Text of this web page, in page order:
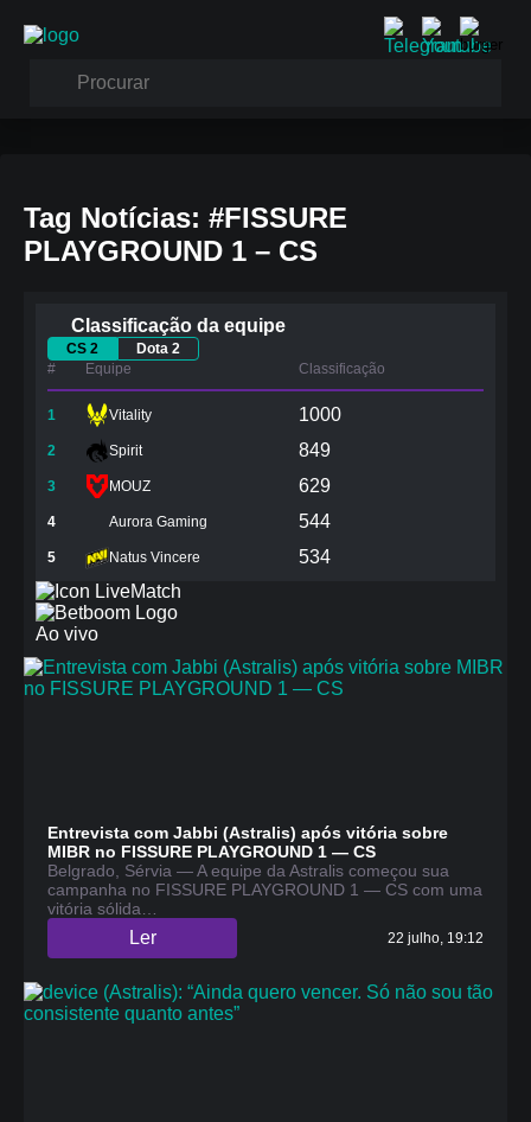
Tag Notícias: #FISSURE
PLAYGROUND 1 – CS
Entrevista com Jabbi (Astralis) após vitória sobre
MIBR no FISSURE PLAYGROUND 1 — CS
Belgrado, Sérvia — A equipe da Astralis começou sua
campanha no FISSURE PLAYGROUND 1 — CS com uma
vitória sólida…
Ler 22 julho, 19:12
Classificação da equipe
CS 2
Dota 2
#
Equipe Сlassificação
1 Vitality 1000
2 Spirit 849
3 MOUZ 629
4 Aurora Gaming 544
5 Natus Vincere
534
Match
Ao vivo